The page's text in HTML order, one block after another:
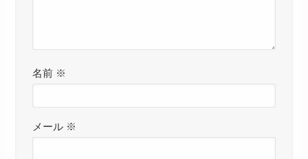
名前 ※
メール ※